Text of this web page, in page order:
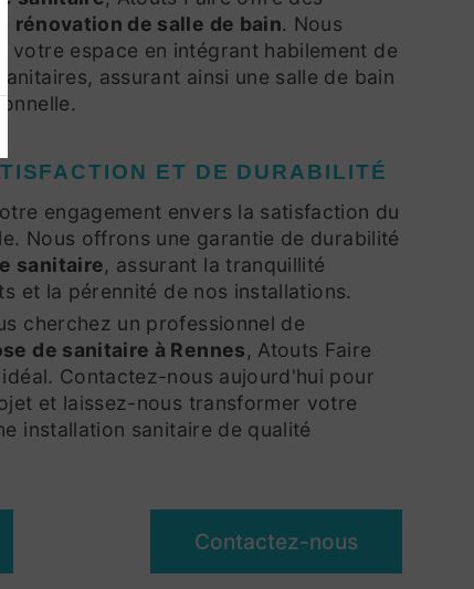
rénovation de salle de bain. Nous
votre espace en intégrant habilement de
assurant ainsi une salle de bain
ET DE DURABILITÉ
engagement envers la satisfaction du
Nous offrons une garantie de durabilité
sanitaire, assurant la tranquillité
et la pérennité de nos installations.
cherchez un professionnel de
de sanitaire à Rennes, Atouts Faire
Contactez-nous aujourd'hui pour
et laissez-nous transformer votre
installation sanitaire de qualité
Contactez-nous